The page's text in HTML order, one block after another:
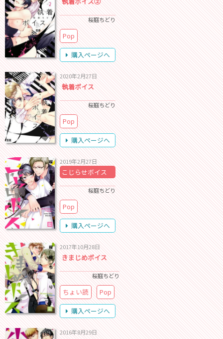
桜庭ちどり
Pop
購入ページへ
2020年2月27日
執着ボイス
桜庭ちどり
Pop
購入ページへ
2019年2月27日
こじらせボイス
桜庭ちどり
Pop
購入ページへ
2017年10月28日
きまじめボイス
桜庭ちどり
ちょい読
Pop
購入ページへ
2016年8月29日